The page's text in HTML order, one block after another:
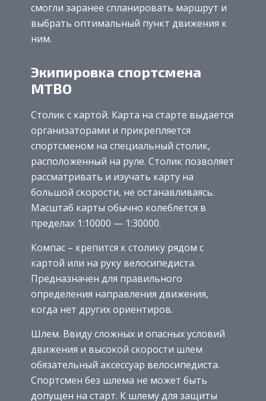
смогли заранее спланировать маршрут и
выбрать оптимальный пункт движения к
ним.
Экипировка спортсмена
MTBO
Столик с картой. Карта на старте выдается
организаторами и прикрепляется
спортсменом на специальный столик,
расположенный на руле. Столик позволяет
рассматривать и изучать карту на
большой скорости, не останавливаясь.
Масштаб карты обычно колеблется в
пределах 1:10000 — 1:30000.
Компас – крепится к столику рядом с
картой или на руку велосипедиста.
Предназначен для правильного
определения направления движения,
когда нет других ориентиров.
Шлем. Ввиду сложных и опасных условий
движения и высокой скорости шлем
обязательный аксессуар велосипедиста.
Спортсмен без шлема не может быть
допущен на старт. К шлему для защиты